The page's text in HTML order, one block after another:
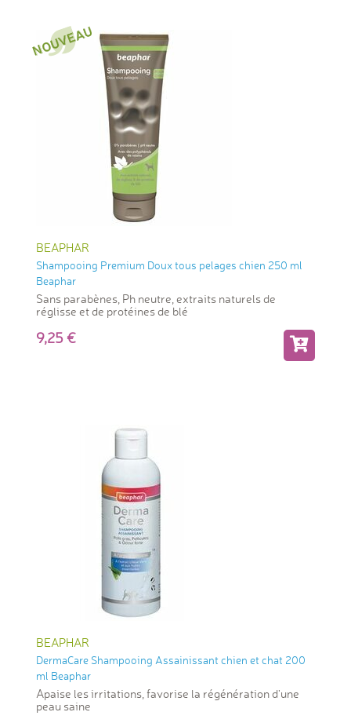
BEAPHAR
Shampooing Premium Doux tous pelages chien 250 ml
Beaphar
Sans parabènes, Ph neutre, extraits naturels de
réglisse et de protéines de blé
9,25
BEAPHAR
DermaCare Shampooing Assainissant chien et chat 200
ml Beaphar
Apaise les irritations, favorise la régénération d'une
peau saine